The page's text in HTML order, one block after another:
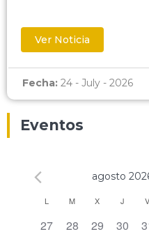
Ver Noticia
Fecha: 24 - July - 2026
Eventos
agosto
Calendario
de
L M X J V
0 eventos,
27 0 eventos,
28 0 eventos,
29 0
30